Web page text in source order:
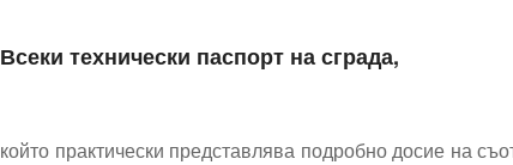
Всеки технически паспорт на сграда,
който практически представлява подробно досие на